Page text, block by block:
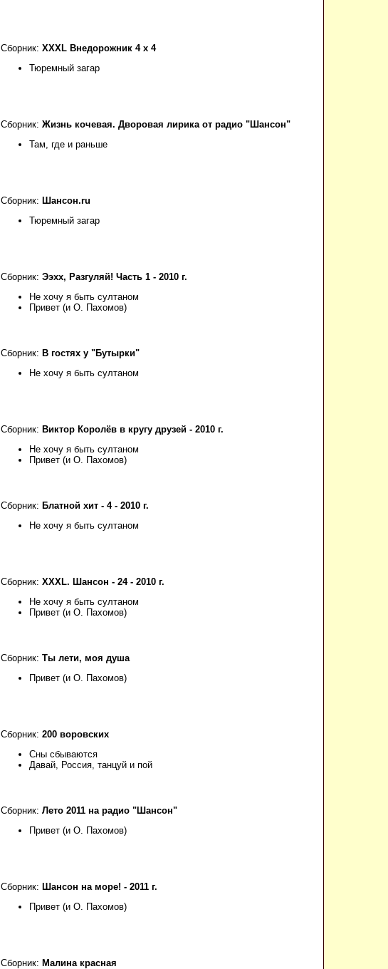
Сборник: XXXL Внедорожник 4 х 4
Тюремный загар
Сборник: Жизнь кочевая. Дворовая лирика от радио "Шансон"
Там, где и раньше
Сборник: Шансон.ru
Тюремный загар
Сборник: Ээхх, Разгуляй! Часть 1 - 2010 г.
Не хочу я быть султаном
Привет (и О. Пахомов)
Сборник: В гостях у "Бутырки"
Не хочу я быть султаном
Сборник: Виктор Королёв в кругу друзей - 2010 г.
Не хочу я быть султаном
Привет (и О. Пахомов)
Сборник: Блатной хит - 4 - 2010 г.
Не хочу я быть султаном
Сборник: XXXL. Шансон - 24 - 2010 г.
Не хочу я быть султаном
Привет (и О. Пахомов)
Сборник: Ты лети, моя душа
Привет (и О. Пахомов)
Сборник: 200 воровских
Сны сбываются
Давай, Россия, танцуй и пой
Сборник: Лето 2011 на радио "Шансон"
Привет (и О. Пахомов)
Сборник: Шансон на море! - 2011 г.
Привет (и О. Пахомов)
Сборник: Малина красная